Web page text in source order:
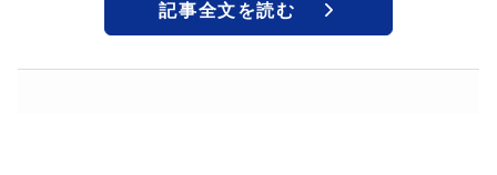
記事全文を読む